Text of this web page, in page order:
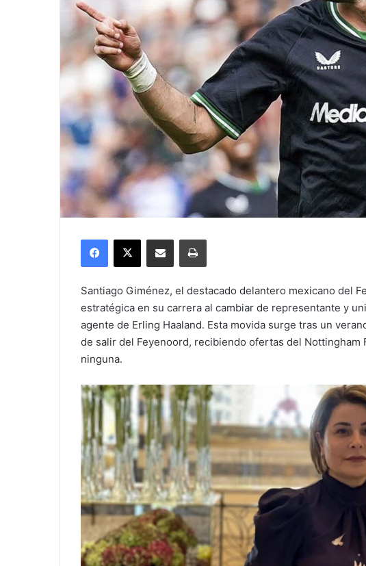
Facebook
X Compartir por correo electrónicoImprimir
Santiago Giménez, el destacado delantero mexicano del
estratégica en su carrera al cambiar de representante y
agente de Erling Haaland. Esta movida surge tras un
de salir del Feyenoord, recibiendo ofertas del Nottingham
ninguna.